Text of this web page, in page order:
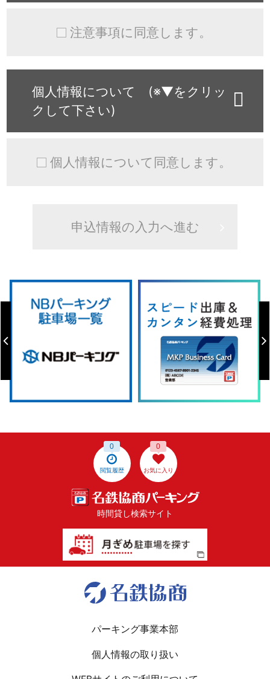
注意事項に同意します。
個人情報について (※▼をクリッ
クして下さい)
個人情報について同意します。
閲覧履歴
0
お気に入り
0
時間貸し検索サイト
パーキング事業本部
個人情報の取り扱い